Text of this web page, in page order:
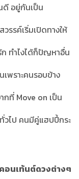
ดี อยู่กันเป็น
รรค์เริ่มเปิดทางให้
ก ทำไงได้ก็ปัญหาอื่น
พราะคนรอบข้าง
กที่ Move on เป็น
วไป คนมีคู่แฮปปี้กระ
อนเท้นต์ดวงต่างๆ